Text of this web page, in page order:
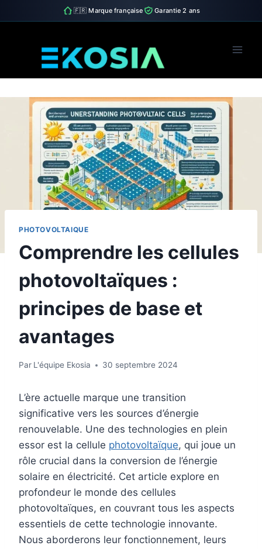
🇫🇷 Marque française Garantie 2 ans
PHOTOVOLTAIQUE
Comprendre les cellules
photovoltaïques :
principes de base et
avantages
Par L'équipe Ekosia 30 septembre 2024
L’ère actuelle marque une transition
significative vers les sources d’énergie
renouvelable. Une des technologies en plein
essor est la cellule photovoltaïque, qui joue un
rôle crucial dans la conversion de l’énergie
solaire en électricité. Cet article explore en
profondeur le monde des cellules
photovoltaïques, en couvrant tous les aspects
essentiels de cette technologie innovante.
Nous aborderons leur fonctionnement, leurs